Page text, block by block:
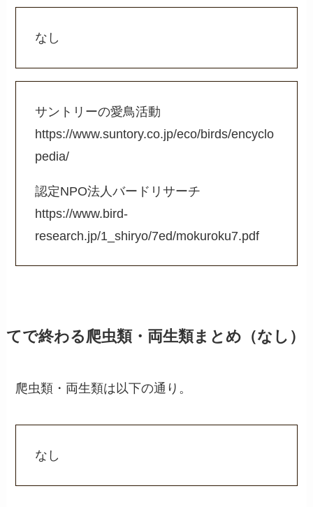
なし
サントリーの愛鳥活動
https://www.suntory.co.jp/eco/birds/encyclo
pedia/
認定NPO法人バードリサーチ
https://www.bird-
research.jp/1_shiryo/7ed/mokuroku7.pdf
てで終わる爬虫類・両生類まとめ（なし）
爬虫類・両生類は以下の通り。
なし